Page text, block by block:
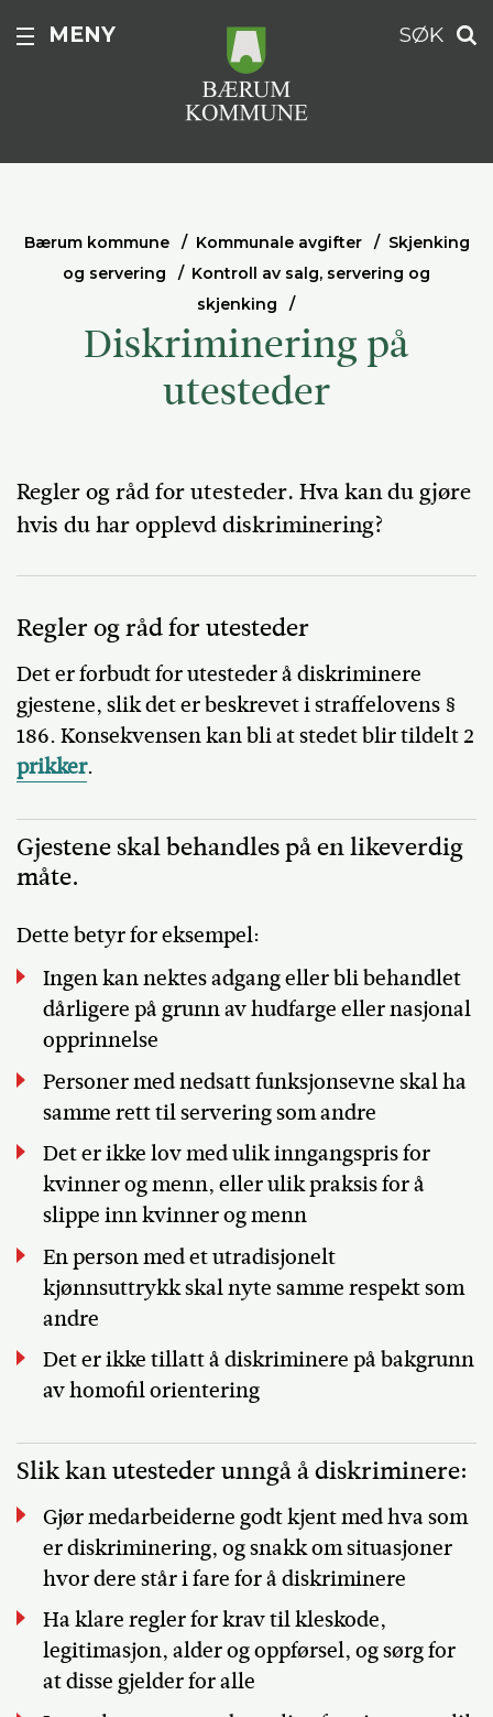
MENY SØK
Bærum kommune Kommunale avgifter
Skjenking
og servering
Kontroll av salg, servering og
skjenking
Diskriminering på
utesteder
Regler og råd for utesteder. Hva kan du gjøre
hvis du har opplevd diskriminering?
Regler og råd for utesteder
Det er forbudt for utesteder å diskriminere
gjestene, slik det er beskrevet i straffelovens §
186. Konsekvensen kan bli at stedet blir tildelt 2
prikker.
Gjestene skal behandles på en likeverdig
måte.
Dette betyr for eksempel:
Ingen kan nektes adgang eller bli behandlet
dårligere på grunn av hudfarge eller nasjonal
opprinnelse
Personer med nedsatt funksjonsevne skal ha
samme rett til servering som andre
Det er ikke lov med ulik inngangspris for
kvinner og menn, eller ulik praksis for å
slippe inn kvinner og menn
En person med et utradisjonelt
kjønnsuttrykk skal nyte samme respekt som
andre
Det er ikke tillatt å diskriminere på bakgrunn
av homofil orientering
Slik kan utesteder unngå å diskriminere:
Gjør medarbeiderne godt kjent med hva som
er diskriminering, og snakk om situasjoner
hvor dere står i fare for å diskriminere
Ha klare regler for krav til kleskode,
legitimasjon, alder og oppførsel, og sørg for
at disse gjelder for alle